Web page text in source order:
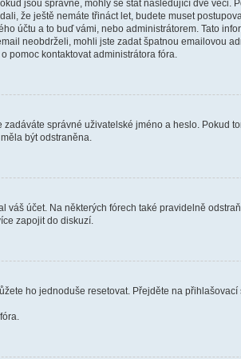
jsou správné, mohly se stát následující dvě
že ještě nemáte třináct let, budete muset
účtu a to buď vámi, nebo administrátorem. Tato
neobdrželi, mohli jste zadat špatnou emailovou
pomoc kontaktovat administrátora fóra.
správné uživatelské jméno a heslo. Pokud
být odstraněna.
účet. Na některých fórech také pravidelně
zapojit do diskuzí.
ho jednoduše resetovat. Přejděte na